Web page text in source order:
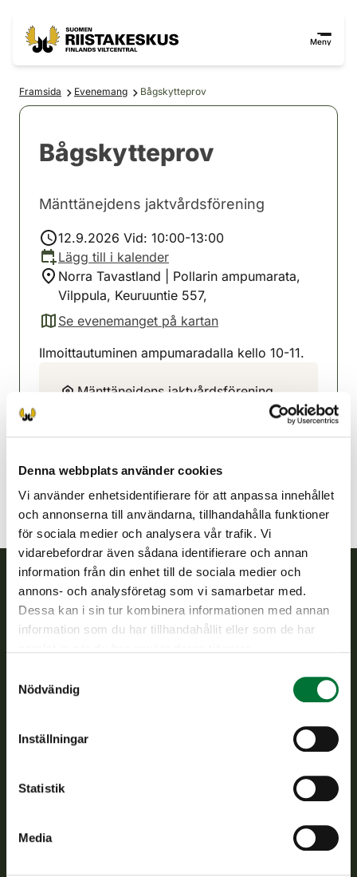
Denna webbplats använder cookies
Vi använder enhetsidentifierare för att anpassa innehållet
och annonserna till användarna, tillhandahålla funktioner
för sociala medier och analysera vår trafik. Vi
vidarebefordrar även sådana identifierare och annan
information från din enhet till de sociala medier och
annons- och analysföretag som vi samarbetar med.
Dessa kan i sin tur kombinera informationen med annan
information som du har tillhandahållit eller som de har
Nödvändig
Inställningar
Statistik
Media
Meny
Framsida Evenemang Bågskytteprov
Bågskytteprov
Mänttänejdens jaktvårdsförening
12.9.2026 Vid: 10:00-13:00
Lägg till i kalender
Norra Tavastland | Pollarin ampumarata,
Vilppula, Keuruuntie 557,
Se evenemanget på kartan
(avautuu uuteen välilehteen)
Ilmoittautuminen ampumaradalla kello 10-11.
Mänttänejdens jaktvårdsförening
Finlands viltcentral
verkställs och svarar för de offentliga förvaltningsuppgifter
som föreskrivs.
asiakaspalvelu@riista.fi